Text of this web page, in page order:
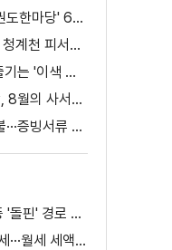
10년 만에 개최 '세계태권도한마당' 61개국 참가
"발 담그고 더위 식혀요" 청계천 피서지로 인기
폭염 잊은 채 오감으로 즐기는 '이색 독서' 인기
책으로 만나는 마음·세상, 8월의 사서추천도서
"복잡한 웹툰·웹소설 환불···증빙서류 요구까지"
서울 낮 기온 39도···태풍 '돌핀' 경로 변수
ISA 국내투자 전액 비과세···월세 세액공제 확대